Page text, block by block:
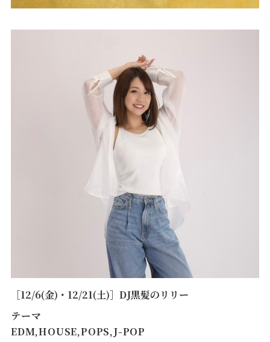
［12/6(金)・12/21(土)］DJ黒髪のリリー
テーマ
EDM,HOUSE,POPS,J-POP